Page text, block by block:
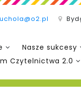
Nasze sukcesy
Czytelnictwa 2.0